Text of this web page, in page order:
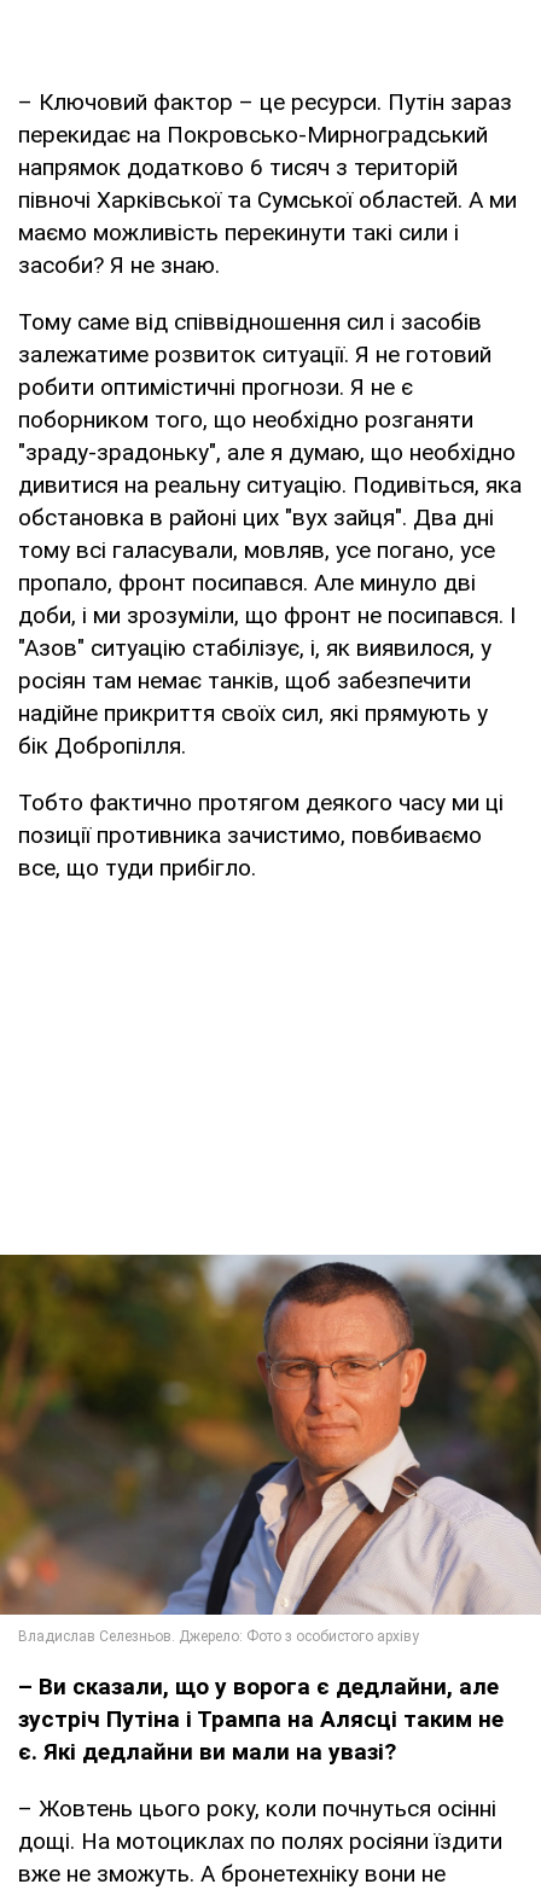
– Ключовий фактор – це ресурси. Путін зараз
перекидає на Покровсько-Мирноградський
напрямок додатково 6 тисяч з територій
півночі Харківської та Сумської областей. А ми
маємо можливість перекинути такі сили і
засоби? Я не знаю.
Тому саме від співвідношення сил і засобів
залежатиме розвиток ситуації. Я не готовий
робити оптимістичні прогнози. Я не є
поборником того, що необхідно розганяти
"зраду-зрадоньку", але я думаю, що необхідно
дивитися на реальну ситуацію. Подивіться, яка
обстановка в районі цих "вух зайця". Два дні
тому всі галасували, мовляв, усе погано, усе
пропало, фронт посипався. Але минуло дві
доби, і ми зрозуміли, що фронт не посипався. І
"Азов" ситуацію стабілізує, і, як виявилося, у
росіян там немає танків, щоб забезпечити
надійне прикриття своїх сил, які прямують у
бік Добропілля.
Тобто фактично протягом деякого часу ми ці
позиції противника зачистимо, повбиваємо
все, що туди прибігло.
– Ви сказали, що у ворога є дедлайни, але
зустріч Путіна і Трампа на Алясці таким не
є. Які дедлайни ви мали на увазі?
– Жовтень цього року, коли почнуться осінні
дощі. На мотоциклах по полях росіяни їздити
вже не зможуть. А бронетехніку вони не